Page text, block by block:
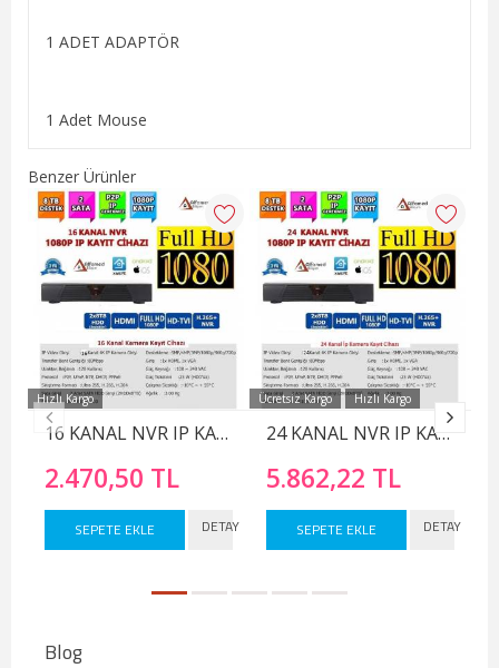
1 ADET ADAPTÖR
1 Adet Mouse
Benzer Ürünler
Hızlı Kargo
16 KANAL NVR IP KAMERA KAYIT CİHAZI Xmeye h265 5MP
2.470,50 TL
SEPETE EKLE DETAY
Ücretsiz Kargo Hızlı Kargo
24 KANAL NVR IP KAMERA KAYIT CİHAZI
5.862,22 TL
SEPETE EKLE DETAY
Blog